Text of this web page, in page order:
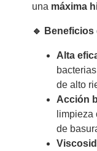
una máxima
🔹 Beneficios
Alta
de alto
Acción
de